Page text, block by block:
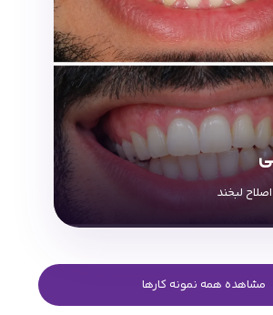
لبخند
مشاهده همه نمونه کارها